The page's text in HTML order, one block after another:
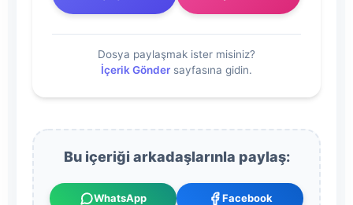
Dosya paylaşmak ister misiniz?
İçerik Gönder sayfasına gidin.
Bu içeriği arkadaşlarınla paylaş:
WhatsApp Facebook